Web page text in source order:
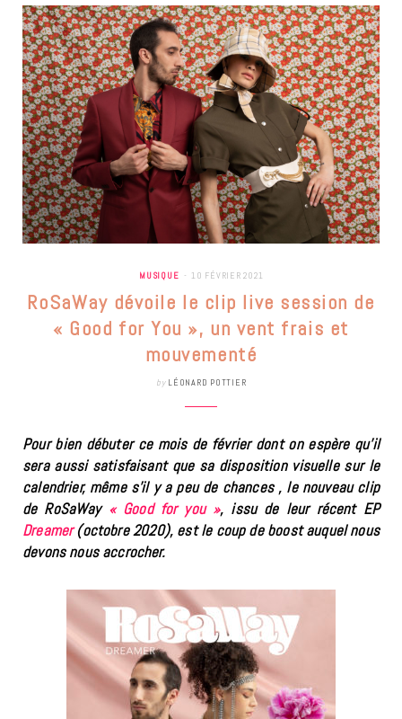
MUSIQUE 10 FÉVRIER 2021
RoSaWay dévoile le clip live session de
« Good for You », un vent frais et
mouvementé
by LÉONARD POTTIER
Pour bien débuter ce mois de février dont on espère qu’il
sera aussi satisfaisant que sa disposition visuelle sur le
calendrier, même s’il y a peu de chances , le nouveau clip
de RoSaWay « Good for you », issu de leur récent EP
Dreamer(octobre 2020), est le coup de boost auquel nous
devons nous accrocher.